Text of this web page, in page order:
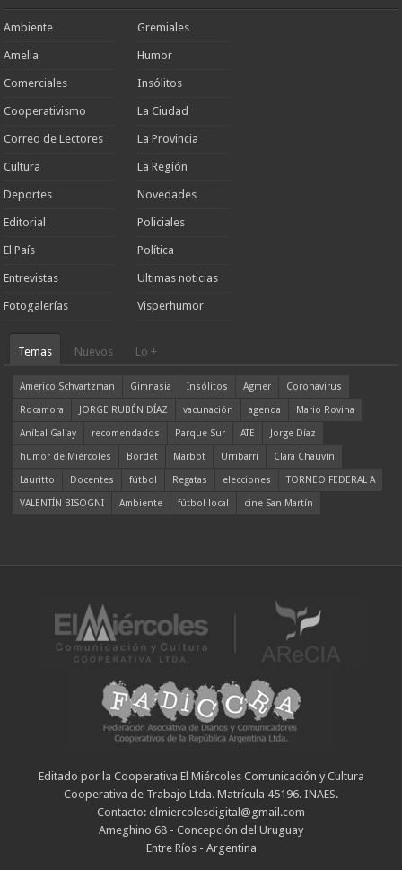
Ambiente
Amelia
Comerciales
Cooperativismo
Correo de Lectores
Cultura
Deportes
Editorial
El País
Entrevistas
Fotogalerías
Gremiales
Humor
Insólitos
La Ciudad
La Provincia
La Región
Novedades
Policiales
Política
Ultimas noticias
Visperhumor
Temas Nuevos Lo +
Americo Schvartzman Gimnasia Insólitos Agmer
Coronavirus
Rocamora
JORGE RUBÉN DÍAZ vacunación agenda
Mario Rovina
Aníbal Gallay
recomendados Parque Sur ATE
Jorge Díaz
humor de Miércoles
Bordet Marbot Urribarri
Clara Chauvín
Lauritto
Docentes fútbol Regatas elecciones
TORNEO FEDERAL A
VALENTÍN BISOGNI
Ambiente fútbol local cine San Martín
Editado por la Cooperativa El Miércoles Comunicación y Cultura
Cooperativa de Trabajo Ltda. Matrícula 45196. INAES.
Contacto: elmiercolesdigital@gmail.com
Ameghino 68 - Concepción del Uruguay
Entre Ríos - Argentina